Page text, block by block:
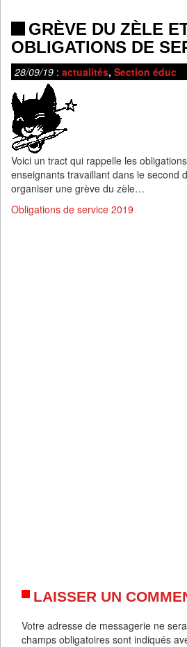
GRÈVE DU ZÈLE
OBLIGATIONS DE
28/09/19 : actualités, Section éduc
Voici un tract qui rappelle les
enseignants travaillant dans le second
organiser une grève du zèle…
Obligations de service 2019
LAISSER UN
Votre adresse de messagerie ne
champs obligatoires sont indiqués